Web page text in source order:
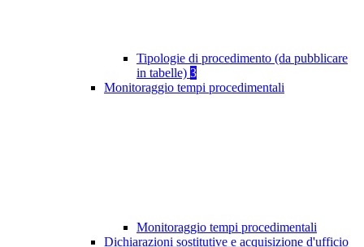
Tipologie di procedimento (da pubblicare
in tabelle) 3
Monitoraggio tempi procedimentali
Monitoraggio tempi procedimentali
Dichiarazioni sostitutive e acquisizione d'ufficio